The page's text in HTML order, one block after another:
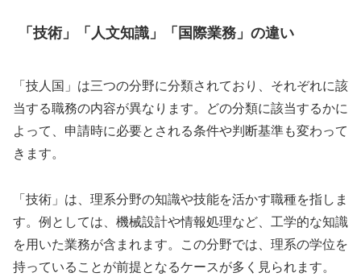
「技術」「人文知識」「国際業務」の違い
「技人国」は三つの分野に分類されており、それぞれに該
当する職務の内容が異なります。どの分類に該当するかに
よって、申請時に必要とされる条件や判断基準も変わって
きます。
「技術」は、理系分野の知識や技能を活かす職種を指しま
す。例としては、機械設計や情報処理など、工学的な知識
を用いた業務が含まれます。この分野では、理系の学位を
持っていることが前提となるケースが多く見られます。